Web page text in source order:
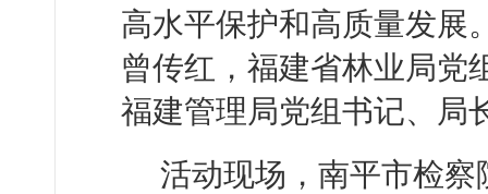
高水平保护和高质量发展
曾传红，福建省林业局党
福建管理局党组书记、局
活动现场，南平市检